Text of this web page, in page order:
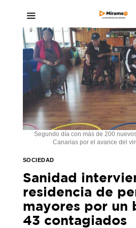
Segundo día con más de 200
Canarias por el avance del
SOCIEDAD
Sanidad
residencia de
mayores por un
43 contagiados